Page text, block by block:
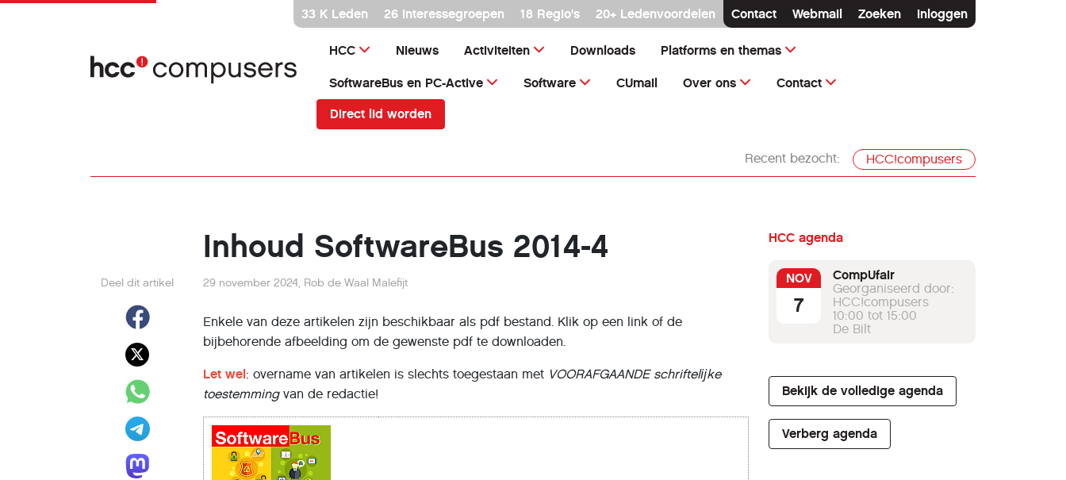
inhoud
33 K Leden 26 interessegroepen 18 Regio's 20+ Ledenvoordelen Contact Webmail Zoeken Inloggen
HCC Nieuws Activiteiten Downloads Platforms en themas
SoftwareBus en PC-Active Software CUmail Over ons Contact
Direct lid worden
Recent bezocht: HCC!compusers
Inhoud SoftwareBus 2014-4
Deel dit artikel 29 november 2024, Rob de Waal Malefijt
Enkele van deze artikelen zijn beschikbaar als pdf bestand. Klik op een link of de
bijbehorende afbeelding om de gewenste pdf te downloaden.
Let wel: overname van artikelen is slechts toegestaan met VOORAFGAANDE schriftelĳke
toestemmingvan de redactie!
HCC agenda
NOV
7
CompUfair
Georganiseerd door:
HCC!compusers
10:00 tot 15:00
De Bilt
Bekijk de volledige agenda
Verberg agenda